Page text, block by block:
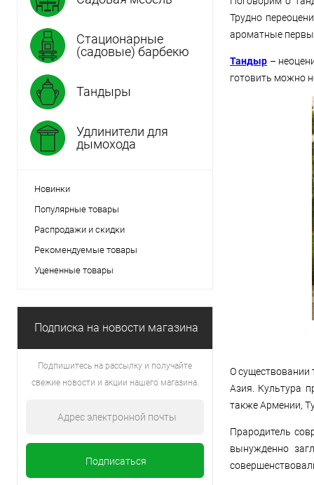
Стационарные
(садовые) барбекю
Тандыры
Удлинители для
дымохода
Новинки
Популярные товары
Распродажи и скидки
Рекомендуемые товары
Уцененные товары
Подписка на новости магазина
Подпишитесь на рассылку и получайте
свежие новости и акции нашего магазина.
Трудно
ароматные
Тандыр –
готовить можно
О существовании
Азия. Культура
также Армении,
Прародитель
вынужденно